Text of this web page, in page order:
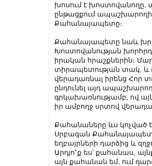
խոսում է խոստովանողը,
ընթացքում ապաշխարողին
Քահանայապետը։
Քահանայապետը նաև
Խոստովանության
իրական հրաշքներին։
տիրապետության տակ, և
վերադառնալ իրենց Հոր
ընդունել այդ ապաշխարող
գրկախառնությամբ, ով
իր ամբողջ սրտով
Քահանաները ևս կոչված
Սրբազան Քահանայապետը։
եղբայրների դարձից և
Արդյո˚ք ես՝ քահանաս,
այն քահանան եմ, ում